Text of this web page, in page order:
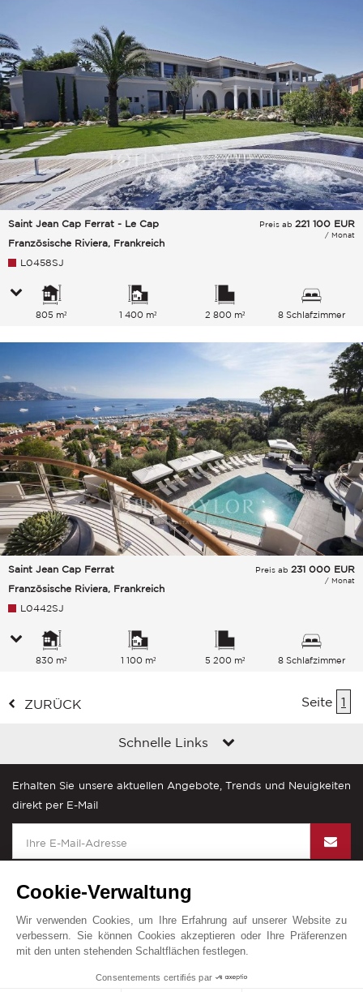
Saint Jean Cap Ferrat - Le Cap
Französische Riviera, Frankreich
Preis ab 221 100 EUR
/ Monat
L0458SJ
805 m² 1 400 m² 2 800 m² 8 Schlafzimmer
Saint Jean Cap Ferrat
Französische Riviera, Frankreich
Preis ab 231 000 EUR
/ Monat
L0442SJ
830 m² 1 100 m² 5 200 m² 8 Schlafzimmer
ZURÜCK Seite 1
Schnelle Links
Erhalten Sie unsere aktuellen Angebote, Trends und Neuigkeiten
direkt per E-Mail
John Taylor in der Welt
Cookie-Verwaltung
Wir verwenden Cookies, um Ihre Erfahrung auf unserer Website zu
verbessern. Sie können Cookies akzeptieren oder Ihre Präferenzen
mit den unten stehenden Schaltflächen festlegen.
Consentements certifiés par